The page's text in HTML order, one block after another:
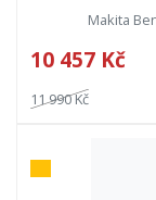
Makita
10 457 Kč
11 990 Kč